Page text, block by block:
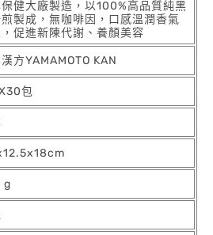
保健大廠製造，以100%高品質純黑
製成，無咖啡因，口感溫潤香氣
促進新陳代謝、養顏美容
方YAMAMOTO KAN
包
g